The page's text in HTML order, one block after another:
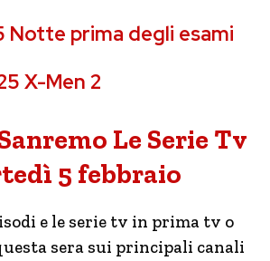
Notte prima degli esami
X-Men 2
Le Serie Tv
5 febbraio
e le serie tv in prima tv o
sera sui principali canali